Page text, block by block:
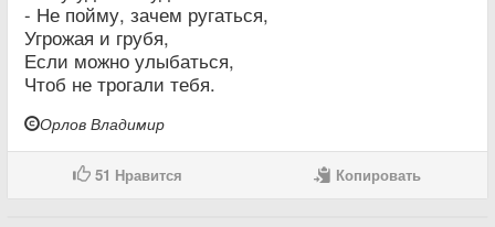
- Не пойму, зачем ругаться,
Угрожая и грубя,
Если можно улыбаться,
Чтоб не трогали тебя.
Орлов Владимир
51 Нравится Копировать